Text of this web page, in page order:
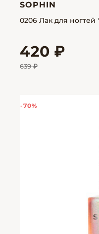
SOPHIN
0206 Лак для ногтей
420 ₽
639 ₽
-70%